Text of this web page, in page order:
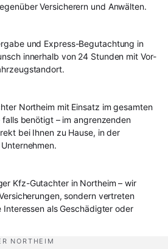
Versicherern und Anwälten.
und Express-Begutachtung in
innerhalb von 24 Stunden mit Vor-
Northeim mit Einsatz im gesamten
benötigt – im angrenzenden
bei Ihnen zu Hause, in der
Kfz-Gutachter in Northeim – wir
sondern vertreten
Interessen als Geschädigter oder
NORTHEIM